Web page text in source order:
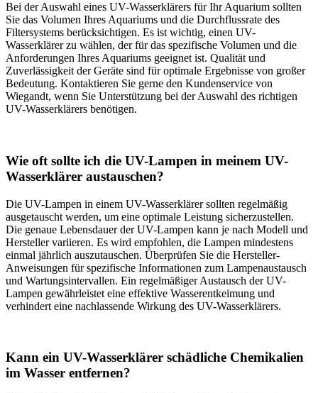
Bei der Auswahl eines UV-Wasserklärers für Ihr Aquarium sollten
Sie das Volumen Ihres Aquariums und die Durchflussrate des
Filtersystems berücksichtigen. Es ist wichtig, einen UV-
Wasserklärer zu wählen, der für das spezifische Volumen und die
Anforderungen Ihres Aquariums geeignet ist. Qualität und
Zuverlässigkeit der Geräte sind für optimale Ergebnisse von großer
Bedeutung. Kontaktieren Sie gerne den Kundenservice von
Wiegandt, wenn Sie Unterstützung bei der Auswahl des richtigen
UV-Wasserklärers benötigen.
Wie oft sollte ich die UV-Lampen in meinem UV-
Wasserklärer austauschen?
Die UV-Lampen in einem UV-Wasserklärer sollten regelmäßig
ausgetauscht werden, um eine optimale Leistung sicherzustellen.
Die genaue Lebensdauer der UV-Lampen kann je nach Modell und
Hersteller variieren. Es wird empfohlen, die Lampen mindestens
einmal jährlich auszutauschen. Überprüfen Sie die Hersteller-
Anweisungen für spezifische Informationen zum Lampenaustausch
und Wartungsintervallen. Ein regelmäßiger Austausch der UV-
Lampen gewährleistet eine effektive Wasserentkeimung und
verhindert eine nachlassende Wirkung des UV-Wasserklärers.
Kann ein UV-Wasserklärer schädliche Chemikalien
im Wasser entfernen?